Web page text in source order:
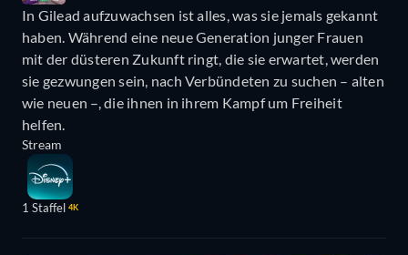
In Gilead aufzuwachsen ist alles, was sie jemals gekannt
haben. Während eine neue Generation junger Frauen
mit der düsteren Zukunft ringt, die sie erwartet, werden
sie gezwungen sein, nach Verbündeten zu suchen – alten
wie neuen –, die ihnen in ihrem Kampf um Freiheit
helfen.
Stream
1 Staffel 4K